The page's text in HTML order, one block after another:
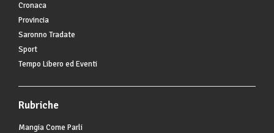
Cronaca
Provincia
Saronno Tradate
Sport
Tempo Libero ed Eventi
Rubriche
Mangia Come Parli